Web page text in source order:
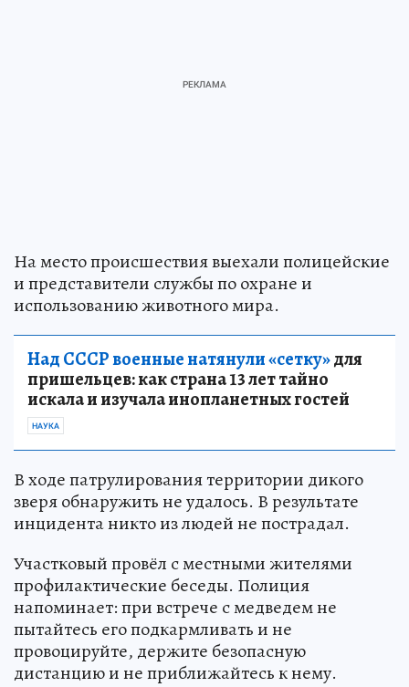
На место происшествия выехали полицейские
и представители службы по охране и
использованию животного мира.
Над СССР военные натянули «сетку»для
пришельцев: как страна 13 лет тайно
искала и изучала инопланетных гостей
НАУКА
В ходе патрулирования территории дикого
зверя обнаружить не удалось. В результате
инцидента никто из людей не пострадал.
Участковый провёл с местными жителями
профилактические беседы. Полиция
напоминает: при встрече с медведем не
пытайтесь его подкармливать и не
провоцируйте, держите безопасную
дистанцию и не приближайтесь к нему.